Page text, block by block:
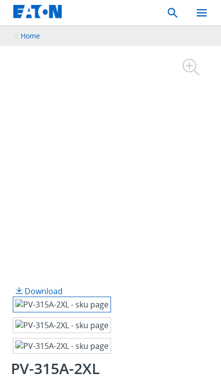
Search
Toggle
Mobile
Home
Download
PV-315A-2XL